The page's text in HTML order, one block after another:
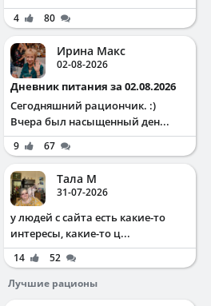
4 80
Ирина Макс
02-08-2026
Дневник питания за 02.08.2026
Сегодняшний рациончик. :)
Вчера был насыщенный ден...
9 67
Тала М
31-07-2026
у людей с сайта есть какие-то
интересы, какие-то ц...
14
52
Лучшие рационы